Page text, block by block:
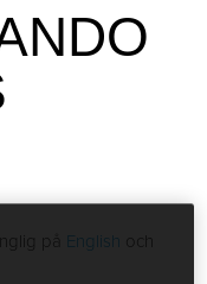
på English och